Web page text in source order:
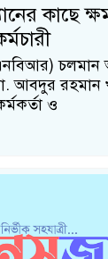
কাছে
আবদুর রহমান
ও